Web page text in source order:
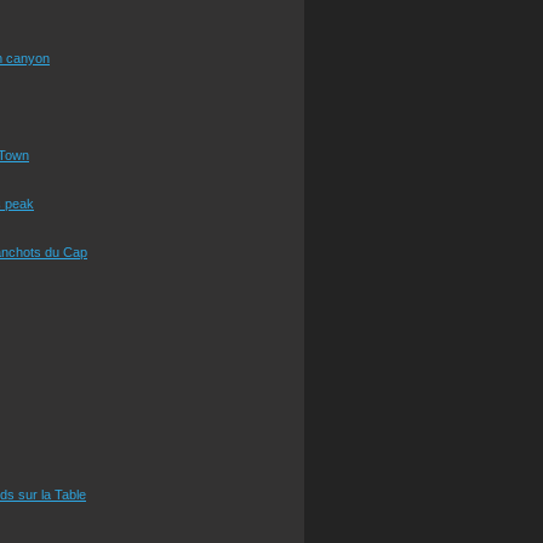
canyon
peak
du Cap
sur la Table